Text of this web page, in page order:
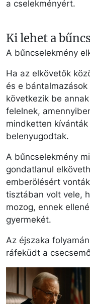
a cselekményért.
Ki lehet a
A bűncselekmény
Ha az elkövetők
és e
következik be
felelnek,
mindketten
belenyugodtak.
A bűncselekmény
gondatlanul
emberölésért
tisztában volt vele,
mozog, ennek
gyermekét.
Az éjszaka
ráfeküdt a